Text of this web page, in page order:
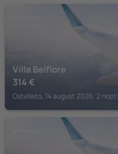
Villa Belfiore
314 €
Ostellato, 14 august 2026, 2 nopți